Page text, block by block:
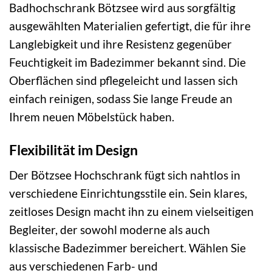
Badhochschrank Bötzsee wird aus sorgfältig
ausgewählten Materialien gefertigt, die für ihre
Langlebigkeit und ihre Resistenz gegenüber
Feuchtigkeit im Badezimmer bekannt sind. Die
Oberflächen sind pflegeleicht und lassen sich
einfach reinigen, sodass Sie lange Freude an
Ihrem neuen Möbelstück haben.
Flexibilität im Design
Der Bötzsee Hochschrank fügt sich nahtlos in
verschiedene Einrichtungsstile ein. Sein klares,
zeitloses Design macht ihn zu einem vielseitigen
Begleiter, der sowohl moderne als auch
klassische Badezimmer bereichert. Wählen Sie
aus verschiedenen Farb- und